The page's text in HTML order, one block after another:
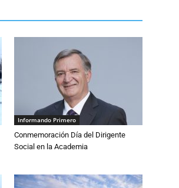
Informando Primero
Conmemoración Día del Dirigente
Social en la Academia